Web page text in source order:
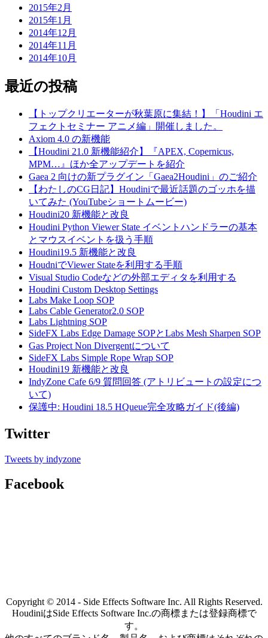
2015年2月
2015年1月
2014年12月
2014年11月
2014年10月
最近の投稿
【トップクリエーターが秋葉原に集結！】「Houdini エ
フェクトセミナー アニメ編」開催しました。
Axiom 4.0 の新機能
【Houdini 21.0 新機能紹介】『APEX, Copernicus,
MPM…』ほか全アップデートを紹介
Gaea 2 向けの新プラグイン「Gaea2Houdini」のご紹介
【わたしのCG日記】Houdiniで最近話題のゴッホを描
いてみた (YouTubeショートムービー)
Houdini20 新機能と改良
Houdini Python Viewer State イベントハンドラーの基本
とマウスイベントを扱う手順
Houdini19.5 新機能と改良
HoudniでViewer Stateを利用する手順
Visual Studio Codeなどの外部エディタを利用する
Houdini Custom Desktop Settings
Labs Make Loop SOP
Labs Cable Generator2.0 SOP
Labs Lightning SOP
SideFX Labs Edge Damage SOPとLabs Mesh Sharpen SOP
Gas Project Non Divergentについて
SideFX Labs Simple Rope Wrap SOP
Houdini19 新機能と改良
IndyZone Cafe 6/9 質問回答 (アトリビュートの設定につ
いて)
保護中: Houdini 18.5 HQueue完全攻略ガイド(後編)
Twitter
Tweets by indyzone
Facebook
Copyright © 2014 - Side Effects Software Inc. All Rights Reserved.
HoudiniはSide Effects Software Inc.の商標または登録商標で
す。